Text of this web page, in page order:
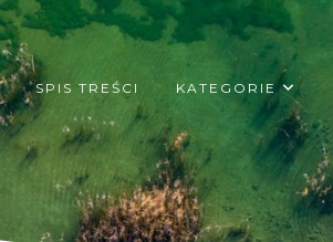
SPIS TREŚCI KATEGORIE